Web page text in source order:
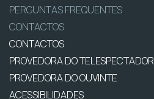
PERGUNTAS FREQUENTES
CONTACTOS
CONTACTOS
PROVEDORA DO TELESPECTADOR
PROVEDORA DO OUVINTE
ACESSIBILIDADES